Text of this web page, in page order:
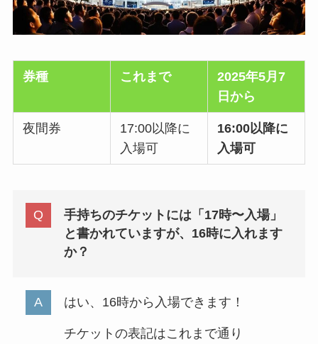
券種 これまで
2025年5月7
日から
夜間券
17:00以降に
入場可
16:00以降に
入場可
手持ちのチケットには「17時〜入場」
と書かれていますが、16時に入れます
か？
はい、16時から入場できます！
チケットの表記はこれまで通り